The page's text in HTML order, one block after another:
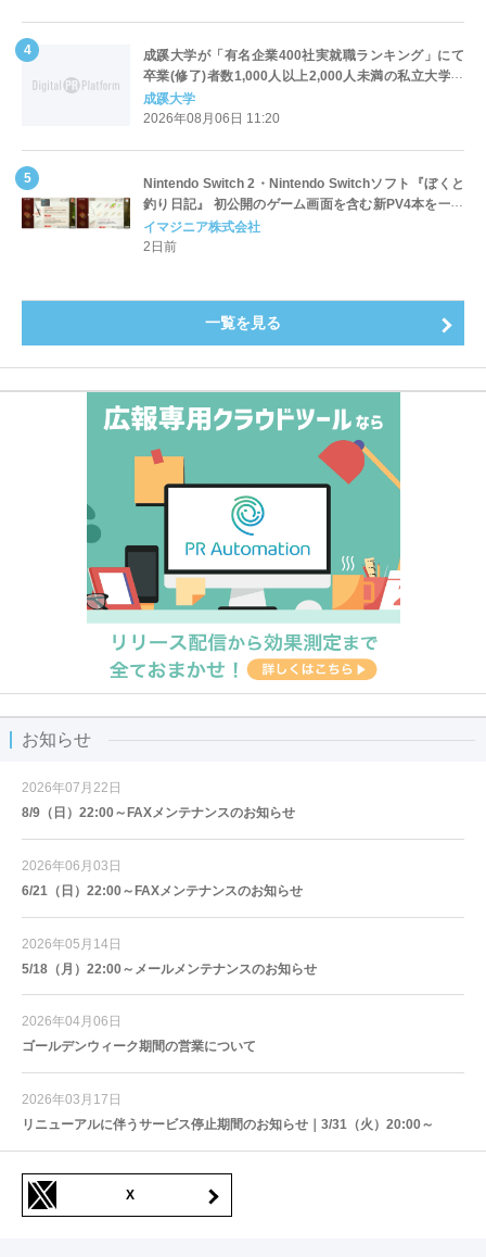
成蹊大学が「有名企業400社実就職ランキング」にて
卒業(修了)者数1,000人以上2,000人未満の私立大学で
全国第1位を獲得！～実就職率は26.5%（前年比＋
4.3pt）に伸長、東京の私立大学でも10位にランクイン
成蹊大学
2026年08月06日 11:20
Nintendo Switch 2・Nintendo Switchソフト『ぼくと
釣り日記』 初公開のゲーム画面を含む新PV4本を一挙
公開！
イマジニア株式会社
2日前
一覧を見る
お知らせ
2026年07月22日
8/9（日）22:00～FAXメンテナンスのお知らせ
2026年06月03日
6/21（日）22:00～FAXメンテナンスのお知らせ
2026年05月14日
5/18（月）22:00～メールメンテナンスのお知らせ
2026年04月06日
ゴールデンウィーク期間の営業について
2026年03月17日
リニューアルに伴うサービス停止期間のお知らせ｜3/31（火）20:00～
X